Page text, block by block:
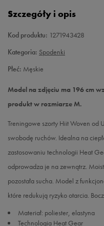
Szczegóły i opis
Kod produktu: 1271943428
Kategoria: Spodenki
Płeć: Męskie
Model na zdjęciu ma 196 cm
produkt w rozmiarze M.
Treningowe szorty Hiit Woven od
swobodę ruchów. Idealna na
zastosowaniu technologii Heat
odprowadza je na zewnątrz.
pozostała sucha. Model z
które redukują ryzyko otarcia.
Materiał: poliester, elastyna
Technologia Heat Gear